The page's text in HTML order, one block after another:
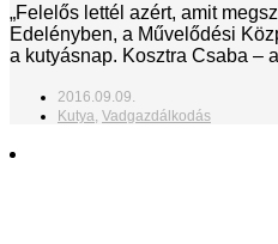
„Felelős lettél azért, amit
Edelényben, a Művelődési
a kutyásnap. Kosztra Csaba –
2016.09.09.
Kutya, Vadgazdálkodás